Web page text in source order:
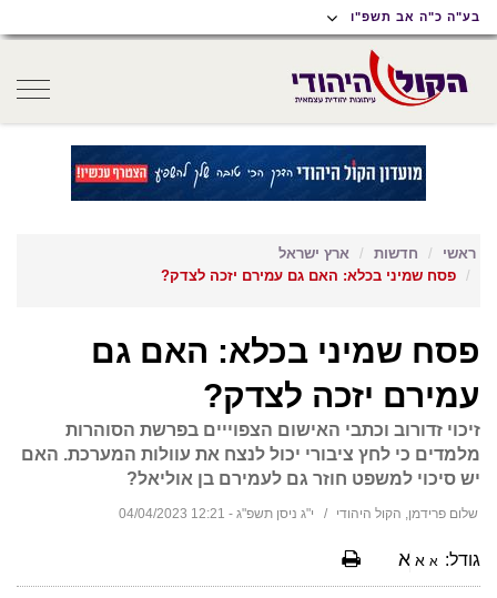
תפריט
נגישות
תפריט
ראשי
תוכן
ראשי
בע"ה כ"ה אב תשפ"ו
ראשי חדשות
ארץ ישראל
פסח שמיני בכלא: האם גם עמירם יזכה לצדק?
פסח שמיני בכלא: האם גם
עמירם יזכה לצדק?
זיכוי זדורוב וכתבי האישום הצפוייים בפרשת הסוהרות
מלמדים כי לחץ ציבורי יכול לנצח את עוולות המערכת. האם
יש סיכוי למשפט חוזר גם לעמירם בן אוליאל?
שלום פרידמן, הקול היהודי י"ג ניסן תשפ"ג - 12:21 04/04/2023
גודל: א א א